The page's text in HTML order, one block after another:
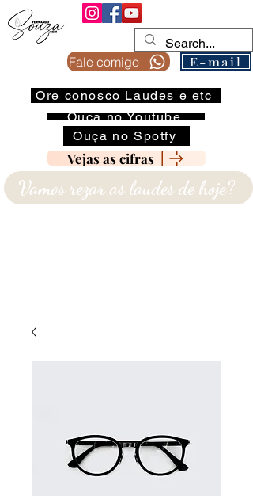
Fale comigo E-mail
Ore conosco Laudes e etc
Ouça no Youtube
Ouça no Spotfy
Vejas as cifras
Vamos rezar as laudes de hoje?